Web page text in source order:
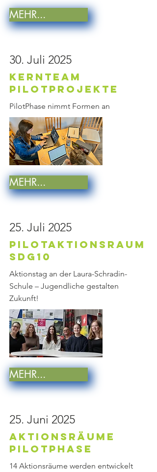
MEHR...
30. Juli 2025
KernTeam
PilotProjekte
PilotPhase nimmt Formen an
MEHR...
25. Juli 2025
PilotAktionsraum
SDG10
Aktionstag an der Laura-Schradin-
Schule – Jugendliche gestalten
Zukunft!
MEHR...
25. Juni 2025
Aktionsräume
PilotPhase
14 Aktionsräume werden entwickelt